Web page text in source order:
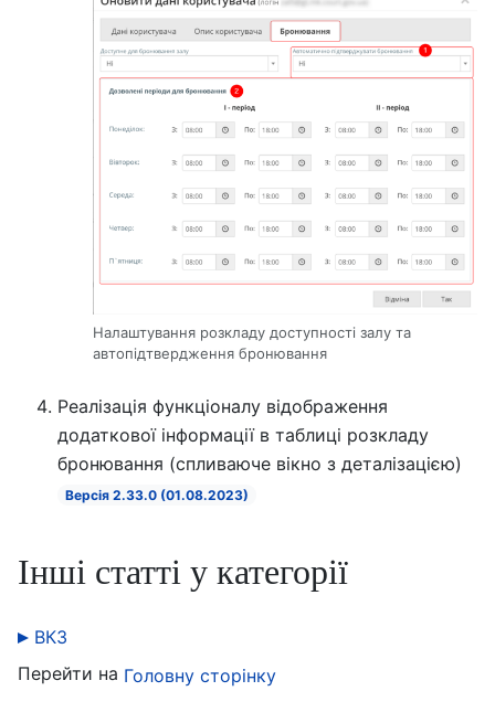
Налаштування розкладу доступності залу та
автопідтвердження бронювання
Реалізація функціоналу відображення
додаткової інформації в таблиці розкладу
бронювання (спливаюче вікно з деталізацією)
Версія 2.33.0 (01.08.2023)
Інші статті у категорії
ВКЗ
Перейти на Головну сторінку